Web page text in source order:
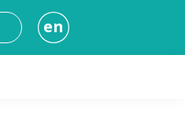
en